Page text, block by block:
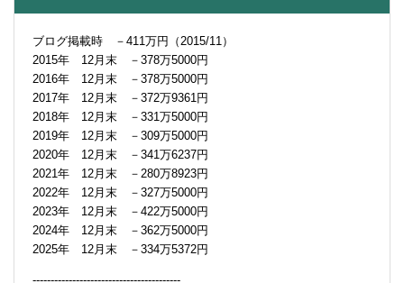
ブログ掲載時 －411万円（2015/11）
2015年 12月末 －378万5000円
2016年 12月末 －378万5000円
2017年 12月末 －372万9361円
2018年 12月末 －331万5000円
2019年 12月末 －309万5000円
2020年 12月末 －341万6237円
2021年 12月末 －280万8923円
2022年 12月末 －327万5000円
2023年 12月末 －422万5000円
2024年 12月末 －362万5000円
2025年 12月末 －334万5372円
-----------------------------------------